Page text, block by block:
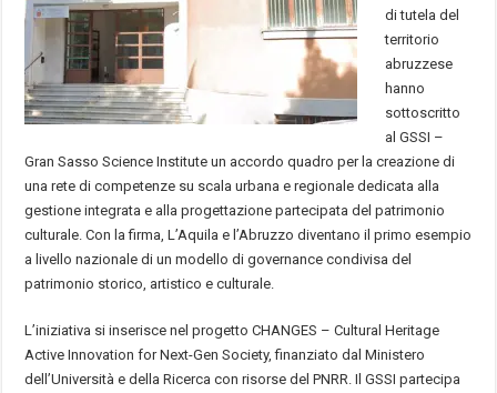
di tutela del
territorio
abruzzese
hanno
sottoscritto
al GSSI –
Gran Sasso Science Institute un accordo quadro per la creazione di
una rete di competenze su scala urbana e regionale dedicata alla
gestione integrata e alla progettazione partecipata del patrimonio
culturale. Con la firma, L’Aquila e l’Abruzzo diventano il primo esempio
a livello nazionale di un modello di governance condivisa del
patrimonio storico, artistico e culturale.
L’iniziativa si inserisce nel progetto CHANGES – Cultural Heritage
Active Innovation for Next-Gen Society, finanziato dal Ministero
dell’Università e della Ricerca con risorse del PNRR. Il GSSI partecipa